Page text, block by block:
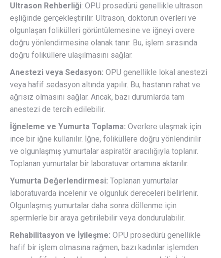
Ultrason Rehberliği: OPU prosedürü genellikle ultrason
eşliğinde gerçekleştirilir. Ultrason, doktorun overleri ve
olgunlaşan folikülleri görüntülemesine ve iğneyi overe
doğru yönlendirmesine olanak tanır. Bu, işlem sırasında
doğru foliküllere ulaşılmasını sağlar.
Anestezi veya Sedasyon: OPU genellikle lokal anestezi
veya hafif sedasyon altında yapılır. Bu, hastanın rahat ve
ağrısız olmasını sağlar. Ancak, bazı durumlarda tam
anestezi de tercih edilebilir.
İğneleme ve Yumurta Toplama: Overlere ulaşmak için
ince bir iğne kullanılır. İğne, foliküllere doğru yönlendirilir
ve olgunlaşmış yumurtalar aspiratör aracılığıyla toplanır.
Toplanan yumurtalar bir laboratuvar ortamına aktarılır.
Yumurta Değerlendirmesi: Toplanan yumurtalar
laboratuvarda incelenir ve olgunluk dereceleri belirlenir.
Olgunlaşmış yumurtalar daha sonra döllenme için
spermlerle bir araya getirilebilir veya dondurulabilir.
Rehabilitasyon ve İyileşme: OPU prosedürü genellikle
hafif bir işlem olmasına rağmen, bazı kadınlar işlemden